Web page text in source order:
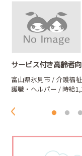
富山県氷見市 / 介護福
護職・ヘルパー / 時給